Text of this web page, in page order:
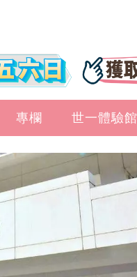
專欄 世一體驗館